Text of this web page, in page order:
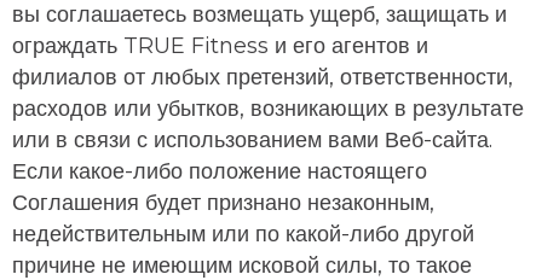
вы соглашаетесь возмещать ущерб, защищать и
ограждать TRUE Fitness и его агентов и
филиалов от любых претензий, ответственности,
расходов или убытков, возникающих в результате
или в связи с использованием вами Веб-сайта.
Если какое-либо положение настоящего
Соглашения будет признано незаконным,
недействительным или по какой-либо другой
причине не имеющим исковой силы, то такое